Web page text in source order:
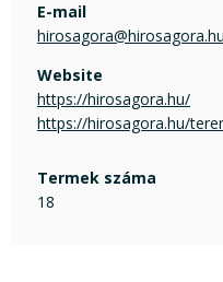
E-mail
hirosagora@hirosagora.hu
Website
https://hirosagora.hu/
https://hirosagora.hu/
Termek száma
18